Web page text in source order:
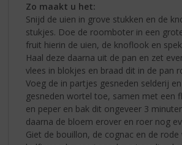
Zo maakt u het:
Snijd de uien in grove stukken en de
stukjes. Doe de roomboter in een
fruit hierin de uien, de knoflook en
Haal deze daarna uit de pan en zet
vlees in blokjes en braad dit in de pan
Voeg de in partjes gesneden selderij
gesneden wortel toe, samen met een
en peper en bak dit ongeveer 3
daarna de bloem erover en roer nog
Giet de bouillon, de cognac en de